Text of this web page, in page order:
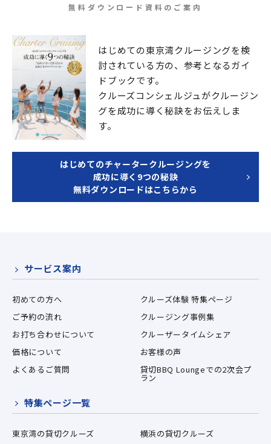
無料ダウンロード資料のご案内
はじめての東京湾クルージングを検
討されている方の、 参考となるガイ
ドブックです。
クルーズコンシェルジュがクルージン
グを成功に導く秘訣をお伝えしま
す。
はじめてのチャータークルージングを
成功に導く9つの秘訣
無料ダウンロードはこちらから
サービス案内
初めての方へ
クルーズ体験 特集ページ
ご予約の流れ
クルージング事例集
お打ち合わせについて
クルーザータイムシェア
価格について
お客様の声
よくあるご質問
貸切BBQ Loungeでの2次会プ
ラン
特集ページ一覧
東京湾の貸切クルーズ
横浜の貸切クルーズ